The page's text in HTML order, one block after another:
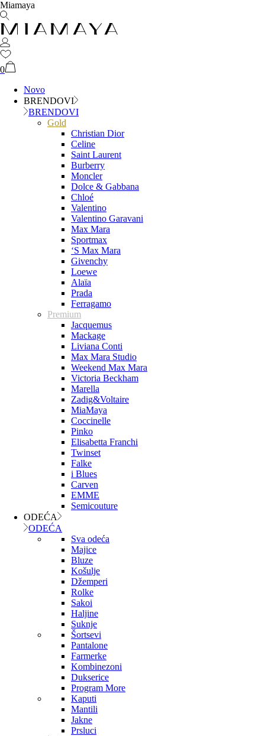
Miamaya
0
Novo
BRENDOVI
BRENDOVI
Gold
Christian Dior
Celine
Saint Laurent
Burberry
Moncler
Dolce & Gabbana
Chloé
Valentino
Valentino Garavani
Max Mara
Sportmax
‘S Max Mara
Givenchy
Loewe
Alaïa
Prada
Ferragamo
Premium
Jacquemus
Mackage
Liviana Conti
Max Mara Studio
Weekend Max Mara
Victoria Beckham
Marella
Zadig&Voltaire
MiaMaya
Coccinelle
Pinko
Elisabetta Franchi
Twinset
Falke
i Blues
Carven
EMME
Semicouture
ODEĆA
ODEĆA
Sva odeća
Majice
Bluze
Košulje
Džemperi
Rolke
Sakoi
Haljine
Suknje
Šortsevi
Pantalone
Farmerke
Kombinezoni
Dukserice
Program More
Kaputi
Mantili
Jakne
Prsluci